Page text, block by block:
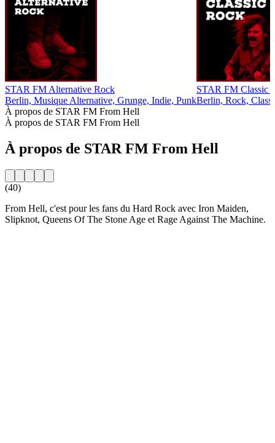
STAR FM Alternative Rock
Berlin, Musique Alternative, Grunge, Indie, Punk
STAR FM Classic
Berlin, Rock,
À propos de STAR FM From Hell
À propos de STAR FM From Hell
À propos de STAR FM From Hell
(40)
From Hell, c'est pour les fans du Hard Rock avec Iron Maiden,
Slipknot, Queens Of The Stone Age et Rage Against The Machine.